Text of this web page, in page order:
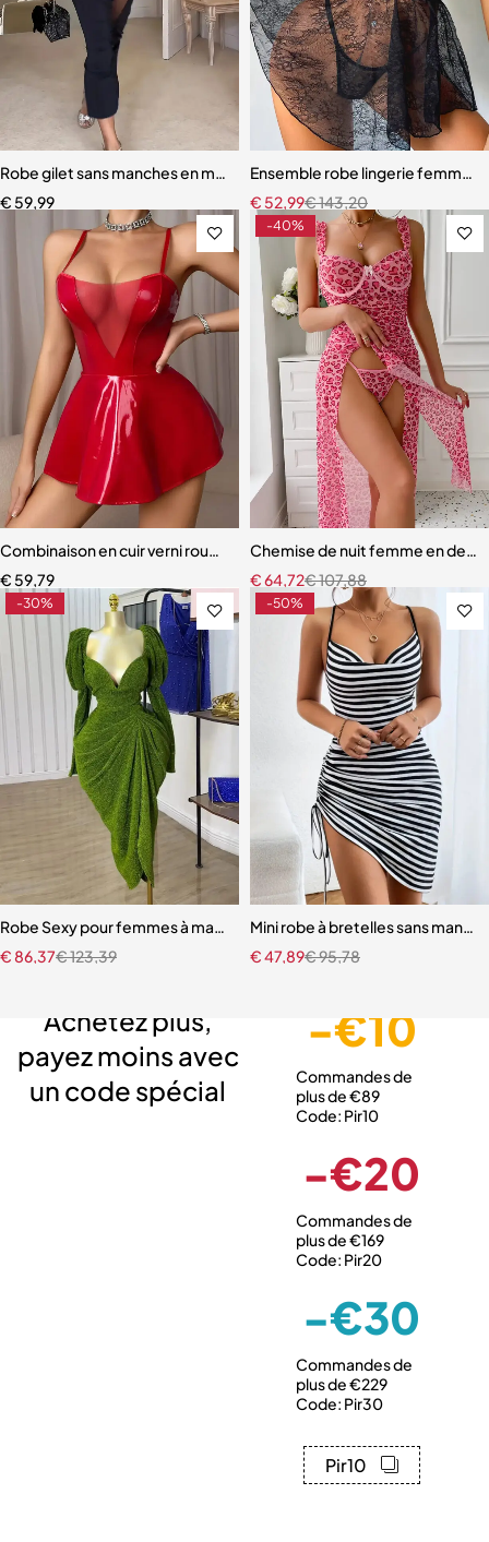
Robe gilet sans manches en maille patchwork pour femmes
€ 59,99
Ensemble robe lingerie femme
€143,20
€ 52,99
Combinaison en cuir verni rouge pour fille épicée mode
€ 59,79
-40%
Chemise de nuit femme en
€107,88
€64,72
-30%
Robe Sexy pour femmes à manches longues sans bretelles froncé
€123,39
€ 86,37
-50%
Mini robe à bretelles sans
€95,78
€47,89
Achetez plus,
payez moins avec
un code spécial
-€10
Commandes de
plus de €89
Code: Pir10
-€20
Commandes de
plus de €169
Code: Pir20
-€30
Commandes de
plus de €229
Code: Pir30
Pir10